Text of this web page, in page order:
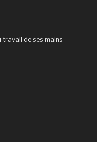
travail de ses mains